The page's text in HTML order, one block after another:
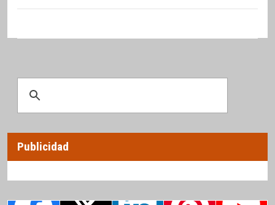
Publicidad